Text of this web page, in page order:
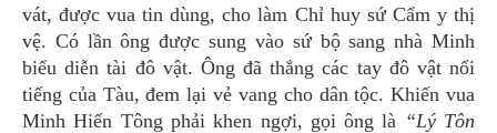
vát, được vua tin dùng, cho làm Chỉ huy sứ Cẩm y thị
vệ. Có lần ông được sung vào sứ bộ sang nhà Minh
biểu diễn tài đô vật. Ông đã thắng các tay đô vật nổi
tiếng của Tàu, đem lại vẻ vang cho dân tộc. Khiến vua
Minh Hiến Tông phải khen ngợi, gọi ông là “Lý Tôn